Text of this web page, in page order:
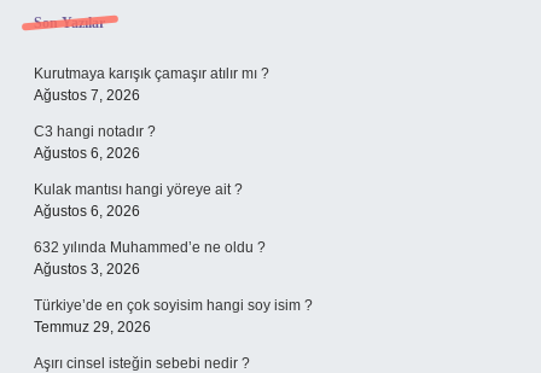
Sidebar
Son Yazılar
Kurutmaya karışık çamaşır atılır mı ?
Ağustos 7, 2026
C3 hangi notadır ?
Ağustos 6, 2026
Kulak mantısı hangi yöreye ait ?
Ağustos 6, 2026
632 yılında Muhammed’e ne oldu ?
Ağustos 3, 2026
Türkiye’de en çok soyisim hangi soy isim ?
Temmuz 29, 2026
Aşırı cinsel isteğin sebebi nedir ?